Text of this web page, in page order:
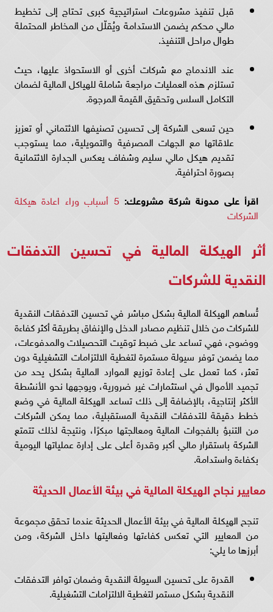
قبل تنفيذ مشروعات استراتيجية كبرى تحتاج إلى تخطيط
مالي محكم يضمن الاستدامة ويُقلّل من المخاطر المحتملة
طوال مراحل التنفيذ.
عند الاندماج مع شركات أخرى أو الاستحواذ عليها، حيث
تستلزم هذه العمليات مراجعة شاملة للهياكل المالية لضمان
التكامل السلس وتحقيق القيمة المرجوة.
حين تسعى الشركة إلى تحسين تصنيفها الائتماني أو تعزيز
علاقاتها مع الجهات المصرفية والتمويلية، مما يستوجب
تقديم هيكل مالي سليم وشفاف يعكس الجدارة الائتمانية
بصورة احترافية.
اقرأ على مدونة شركة مشروعك:
5 أسباب وراء اعادة هيكلة
الشركات
أثر الهيكلة المالية في تحسين التدفقات
النقدية للشركات
تُساهم الهيكلة المالية بشكل مباشر في تحسين التدفقات النقدية
للشركات من خلال تنظيم مصادر الدخل والإنفاق بطريقة أكثر كفاءة
ووضوح، فهي تساعد على ضبط توقيت التحصيلات والمدفوعات،
مما يضمن توفر سيولة مستمرة لتغطية الالتزامات التشغيلية دون
تعثر، كما تعمل على إعادة توزيع الموارد المالية بشكل يحد من
تجميد الأموال في استثمارات غير ضرورية، ويوجهها نحو الأنشطة
الأكثر إنتاجية، بالإضافة إلى ذلك تساعد الهيكلة المالية في وضع
خطط دقيقة للتدفقات النقدية المستقبلية، مما يمكن الشركات
من التنبؤ بالفجوات المالية ومعالجتها مبكرًا، ونتيجة لذلك تتمتع
الشركة باستقرار مالي أكبر وقدرة أعلى على إدارة عملياتها اليومية
بكفاءة واستدامة.
معايير نجاح الهيكلة المالية في بيئة الأعمال الحديثة
تنجح الهيكلة المالية في بيئة الأعمال الحديثة عندما تحقق مجموعة
من المعايير التي تعكس كفاءتها وفعاليتها داخل الشركة، ومن
أبرزها ما يلي:
القدرة على تحسين السيولة النقدية وضمان توافر التدفقات
النقدية بشكل مستمر لتغطية الالتزامات التشغيلية.